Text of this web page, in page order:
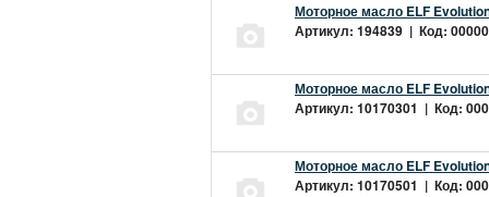
Моторное масло ELF
Артикул: 194839 | Код:
Моторное масло ELF
Артикул: 10170301 | Код:
Моторное масло ELF
Артикул: 10170501 | Код: